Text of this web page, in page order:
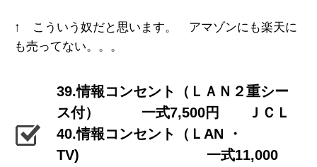
↑ こういう奴だと思います。 アマゾンにも楽天に
も売ってない。。。
39.情報コンセント（ＬＡＮ２重シー
ス付） 一式7,500円 ＪＣＬ
40.情報コンセント（ＬAN ・
TV) 一式11,000